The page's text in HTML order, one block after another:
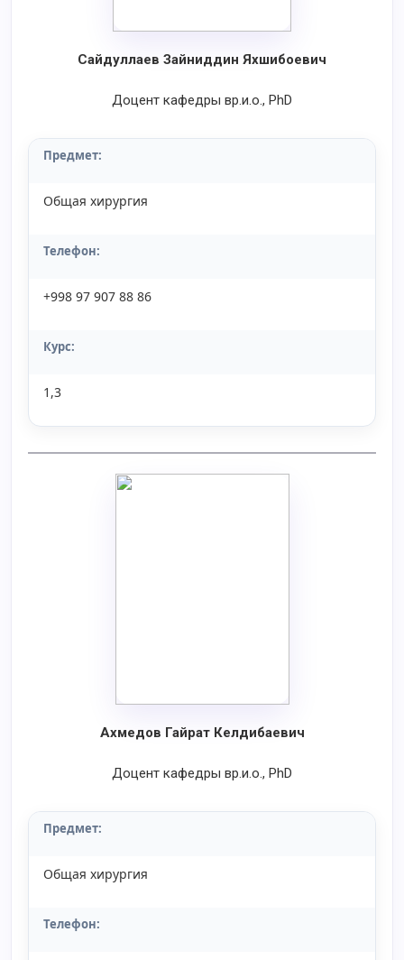
Сайдуллаев Зайниддин Яхшибоевич
Доцент кафедры вр.и.о., PhD
Предмет:
Общая хирургия
Телефон:
+998 97 907 88 86
Курс:
1,3
Ахмедов Гайрат Келдибаевич
Доцент кафедры вр.и.о., PhD
Предмет:
Общая хирургия
Телефон: